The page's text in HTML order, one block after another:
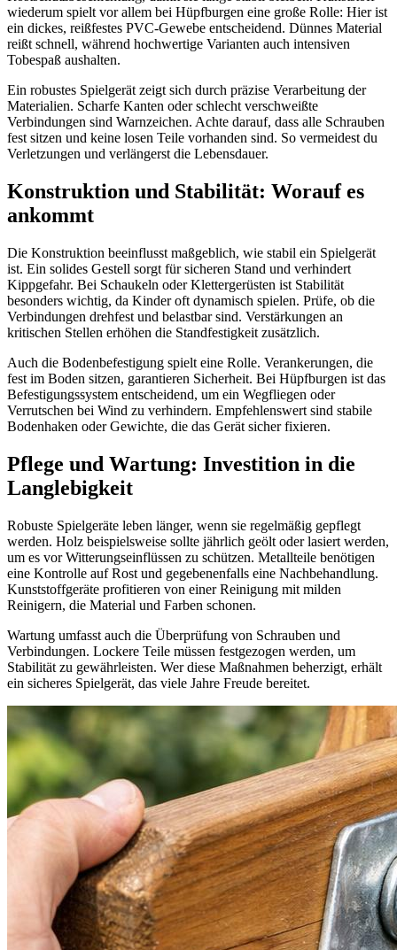
wiederum spielt vor allem bei Hüpfburgen eine große Rolle: Hier ist
ein dickes, reißfestes PVC-Gewebe entscheidend. Dünnes Material
reißt schnell, während hochwertige Varianten auch intensiven
Tobespaß aushalten.
Ein robustes Spielgerät zeigt sich durch präzise Verarbeitung der
Materialien. Scharfe Kanten oder schlecht verschweißte
Verbindungen sind Warnzeichen. Achte darauf, dass alle Schrauben
fest sitzen und keine losen Teile vorhanden sind. So vermeidest du
Verletzungen und verlängerst die Lebensdauer.
Konstruktion und Stabilität: Worauf es
ankommt
Die Konstruktion beeinflusst maßgeblich, wie stabil ein Spielgerät
ist. Ein solides Gestell sorgt für sicheren Stand und verhindert
Kippgefahr. Bei Schaukeln oder Klettergerüsten ist Stabilität
besonders wichtig, da Kinder oft dynamisch spielen. Prüfe, ob die
Verbindungen drehfest und belastbar sind. Verstärkungen an
kritischen Stellen erhöhen die Standfestigkeit zusätzlich.
Auch die Bodenbefestigung spielt eine Rolle. Verankerungen, die
fest im Boden sitzen, garantieren Sicherheit. Bei Hüpfburgen ist das
Befestigungssystem entscheidend, um ein Wegfliegen oder
Verrutschen bei Wind zu verhindern. Empfehlenswert sind stabile
Bodenhaken oder Gewichte, die das Gerät sicher fixieren.
Pflege und Wartung: Investition in die
Langlebigkeit
Robuste Spielgeräte leben länger, wenn sie regelmäßig gepflegt
werden. Holz beispielsweise sollte jährlich geölt oder lasiert werden,
um es vor Witterungseinflüssen zu schützen. Metallteile benötigen
eine Kontrolle auf Rost und gegebenenfalls eine Nachbehandlung.
Kunststoffgeräte profitieren von einer Reinigung mit milden
Reinigern, die Material und Farben schonen.
Wartung umfasst auch die Überprüfung von Schrauben und
Verbindungen. Lockere Teile müssen festgezogen werden, um
Stabilität zu gewährleisten. Wer diese Maßnahmen beherzigt, erhält
ein sicheres Spielgerät, das viele Jahre Freude bereitet.